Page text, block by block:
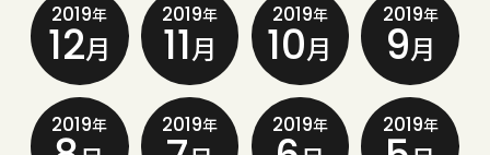
2019年
12月
2019年
11月
2019年
10月
2019年
9月
2019年 2019年 2019年 2019年